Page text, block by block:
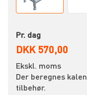
Pr. dag
DKK 570,00
Ekskl. moms
Der beregnes
tilbehør.